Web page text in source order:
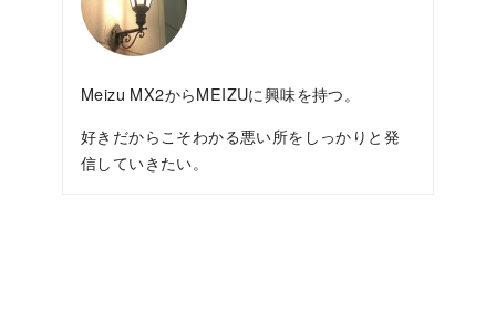
Meizu MX2からMEIZUに興味を持つ。
好きだからこそわかる悪い所をしっかりと発
信していきたい。